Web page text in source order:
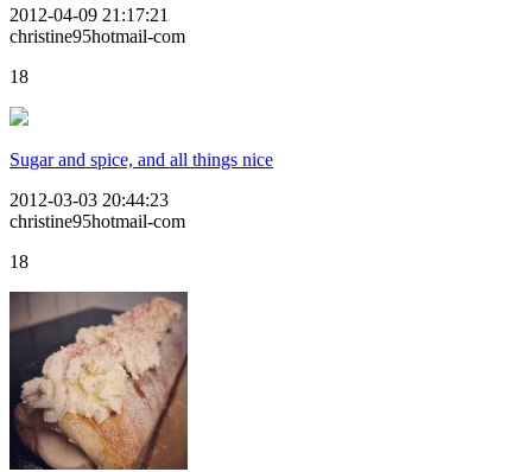
2012-04-09 21:17:21
christine95hotmail-com
18
Sugar and spice, and all things nice
2012-03-03 20:44:23
christine95hotmail-com
18